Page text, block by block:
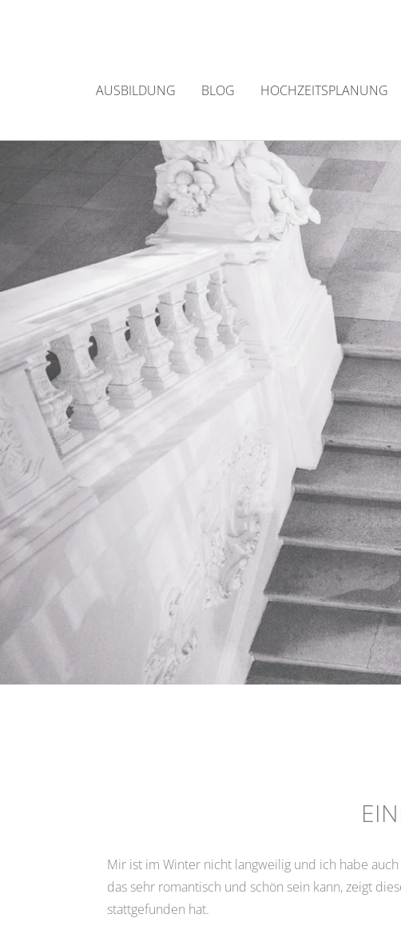
AUSBILDUNG
BLOG HOCHZEITSPLANUNG
Mir ist im Winter nicht langweilig und ich habe
das sehr romantisch und schön sein kann, zeigt
stattgefunden hat.